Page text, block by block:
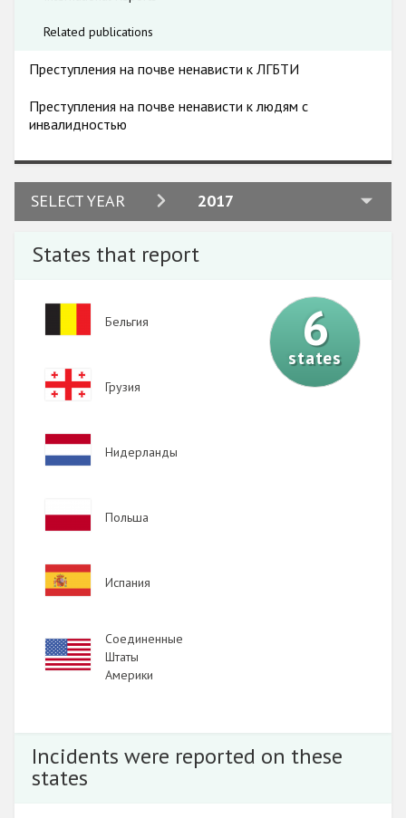
Related publications
Преступления на почве ненависти к ЛГБТИ
Преступления на почве ненависти к людям с
инвалидностью
SELECT YEAR 2017
2024
States that report
Бельгия
Image
Грузия
Image
Нидерланды
Польша
Image
Испания
Image
Соединенные
Штаты
Америки
6
states
Incidents were reported on these
states